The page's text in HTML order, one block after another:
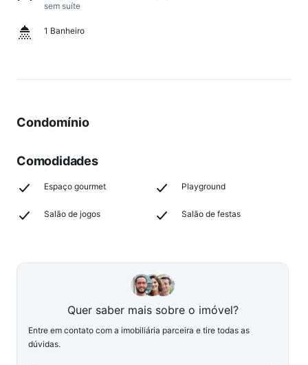
sem suíte
1 Banheiro
Condomínio
Comodidades
Espaço gourmet Playground
Salão de jogos Salão de festas
Quer saber mais sobre o imóvel?
Entre em contato com a imobiliária parceira e tire todas as
dúvidas.